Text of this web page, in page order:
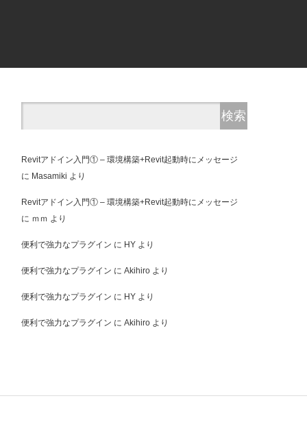
Revitアドイン入門① – 環境構築+Revit起動時にメッセージ
に Masamiki より
Revitアドイン入門① – 環境構築+Revit起動時にメッセージ
に ｍｍ より
便利で強力なプラグイン に HY より
便利で強力なプラグイン に Akihiro より
便利で強力なプラグイン に HY より
便利で強力なプラグイン に Akihiro より